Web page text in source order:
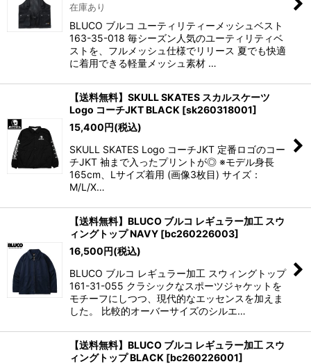
在庫あり
BLUCO ブルコ ユーティリティーメッシュベスト
163-35-018 毎シーズン人気のユーティリティベ
ストを、フルメッシュ仕様でリリース 夏でも快適
に着用できる軽量メッシュ素材 …
【送料無料】SKULL SKATES スカルスケーツ
Logo コーチJKT BLACK [sk260318001]
15,400円(税込)
SKULL SKATES Logo コーチJKT 定番ロゴのコー
チJKT 袖まで入ったプリントが◎ ※モデル身長
165cm、Lサイズ着用 (画像3枚目) サイズ：
M/L/X…
【送料無料】BLUCO ブルコ レギュラー加工 スウ
ィングトップ NAVY [bc260226003]
16,500円(税込)
BLUCO ブルコ レギュラー加工 スウィングトップ
161-31-055 クラシックなスポーツジャケットを
モチーフにしつつ、現代的なエッセンスを加えま
した。 比較的オーバーサイズのシルエ…
【送料無料】BLUCO ブルコ レギュラー加工 スウ
ィングトップ BLACK [bc260226001]